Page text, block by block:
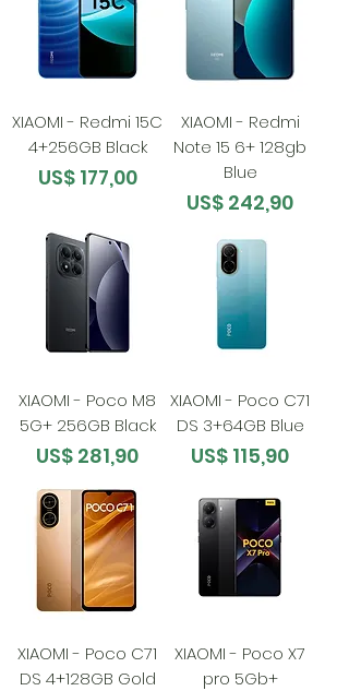
XIAOMI - Redmi 15C
4+256GB Black
Preço
US$ 177,00
XIAOMI - Redmi
Note 15 6+ 128gb
Blue
Preço
US$ 242,90
XIAOMI - Poco M8
5G+ 256GB Black
Preço
US$ 281,90
XIAOMI - Poco C71
DS 3+64GB Blue
Preço
US$ 115,90
XIAOMI - Poco C71
DS 4+128GB Gold
XIAOMI - Poco X7
pro 5Gb+